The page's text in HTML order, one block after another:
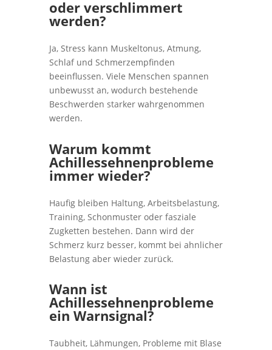
oder verschlimmert
werden?
Ja, Stress kann Muskeltonus, Atmung,
Schlaf und Schmerzempfinden
beeinflussen. Viele Menschen spannen
unbewusst an, wodurch bestehende
Beschwerden starker wahrgenommen
werden.
Warum kommt
Achillessehnenprobleme
immer wieder?
Haufig bleiben Haltung, Arbeitsbelastung,
Training, Schonmuster oder fasziale
Zugketten bestehen. Dann wird der
Schmerz kurz besser, kommt bei ahnlicher
Belastung aber wieder zurück.
Wann ist
Achillessehnenprobleme
ein Warnsignal?
Taubheit, Lähmungen, Probleme mit Blase